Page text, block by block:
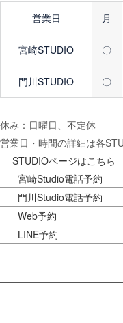
営業日
月
宮崎STUDIO 〇
門川STUDIO 〇
休み：日曜日、不定休
営業日・時間の詳細は各
STUDIOページはこちら
宮崎Studio電話予約
門川Studio電話予約
Web予約
LINE予約